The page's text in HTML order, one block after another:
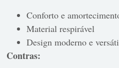
Conforto e
Material respirável
Design moderno e
Contras: